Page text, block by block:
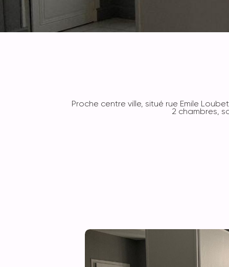
Proche centre ville, situé rue Emile
2 chambres,